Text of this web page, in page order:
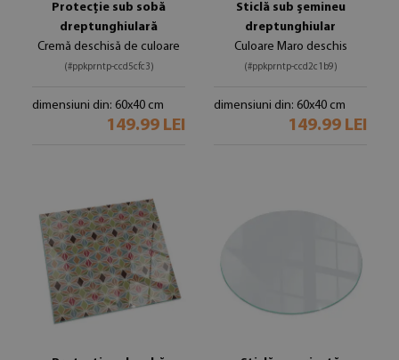
Protecție sub sobă
dreptunghiulară
Cremă deschisă de culoare
(#ppkprntp-ccd5cfc3)
dimensiuni din: 60x40 cm
149.99 LEI
Sticlă sub șemineu
dreptunghiular
Culoare Maro deschis
(#ppkprntp-ccd2c1b9)
dimensiuni din: 60x40 cm
149.99 LEI